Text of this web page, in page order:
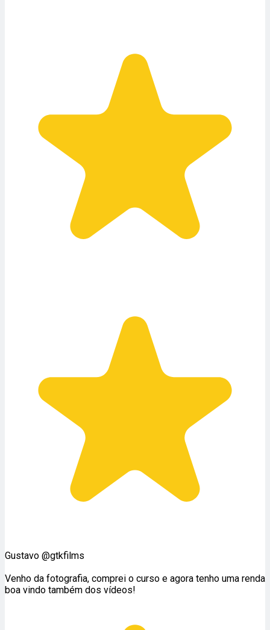
Gustavo @gtkfilms
Venho da fotografia, comprei o curso e agora tenho uma renda
boa vindo também dos vídeos!